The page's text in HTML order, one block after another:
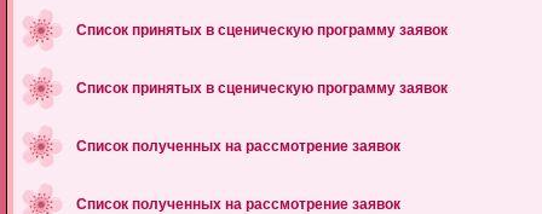
Список принятых в сценическую программу заявок
Список принятых в сценическую программу заявок
Список полученных на рассмотрение заявок
Список полученных на рассмотрение заявок